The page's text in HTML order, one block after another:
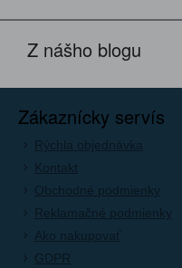
Z nášho blogu
Zákaznícky servís
Rýchla objednávka
Kontakt
Obchodné podmienky
Reklamačné podmienky
Ako nakupovať
GDPR